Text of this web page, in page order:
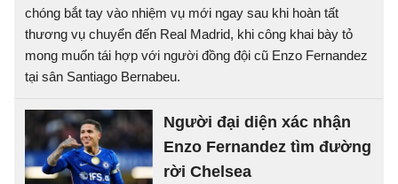
chóng bắt tay vào nhiệm vụ mới ngay sau khi hoàn tất
thương vụ chuyển đến Real Madrid, khi công khai bày tỏ
mong muốn tái hợp với người đồng đội cũ Enzo Fernandez
tại sân Santiago Bernabeu.
Người đại diện xác nhận
Enzo Fernandez tìm đường
rời Chelsea